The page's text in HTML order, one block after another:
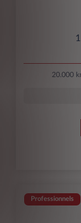
20.000
Professionnels